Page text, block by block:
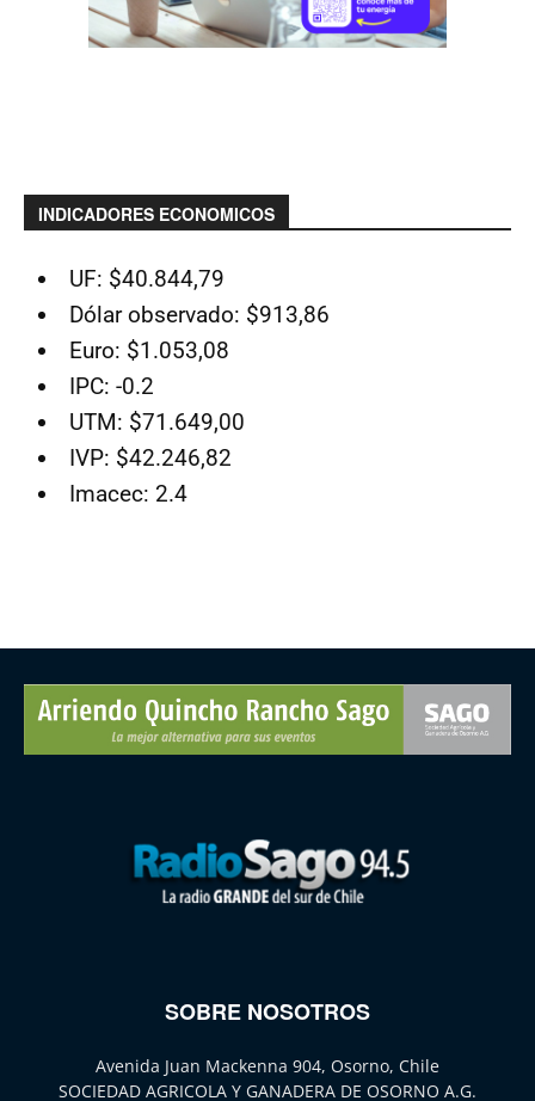
INDICADORES ECONOMICOS
UF: $40.844,79
Dólar observado: $913,86
Euro: $1.053,08
IPC: -0.2
UTM: $71.649,00
IVP: $42.246,82
Imacec: 2.4
SOBRE NOSOTROS
Avenida Juan Mackenna 904, Osorno, Chile
SOCIEDAD AGRICOLA Y GANADERA DE OSORNO A.G.